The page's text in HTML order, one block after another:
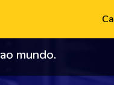
mundo.